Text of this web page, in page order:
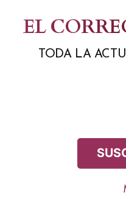
contenido
EL
TODA LA